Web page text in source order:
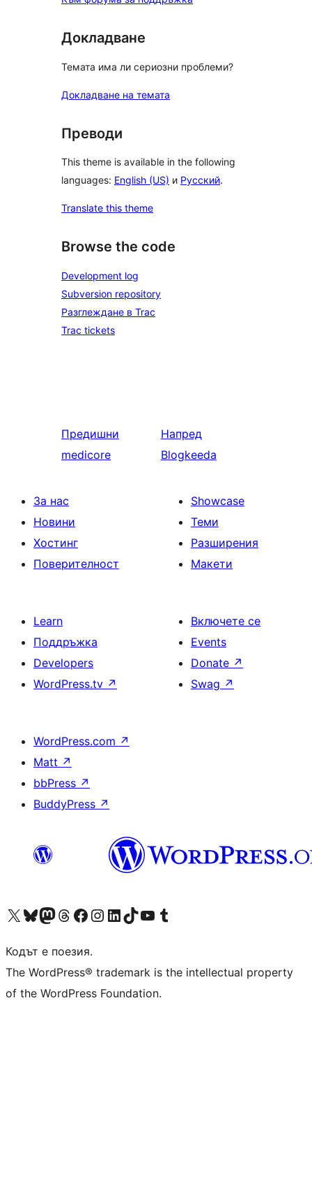
Докладване
Темата има ли сериозни проблеми?
Докладване на темата
Преводи
This theme is available in the following
languages: English (US) и Русский.
Translate this theme
Browse the code
Development log
Subversion repository
Разглеждане в Trac
Trac tickets
Предишни
medicore
Напред
Blogkeeda
За нас
Новини
Хостинг
Поверителност
Showcase
Теми
Разширения
Макети
Learn
Поддръжка
Developers
WordPress.tv ↗
Включете се
Events
Donate ↗
Swag ↗
WordPress.com ↗
Matt ↗
bbPress ↗
BuddyPress ↗
Visit our X (formerly Twitter) account
Visit our Bluesky account
Visit our Mastodon account
Visit our Threads account
Посетете нашата страница във Facebook
Посетете нашия профил в Instagram
Посетете нашия профил в LinkedIn
Visit our TikTok account
Visit our YouTube channel
Visit our Tumblr account
Кодът е поезия.
The WordPress® trademark is the intellectual property
of the WordPress Foundation.